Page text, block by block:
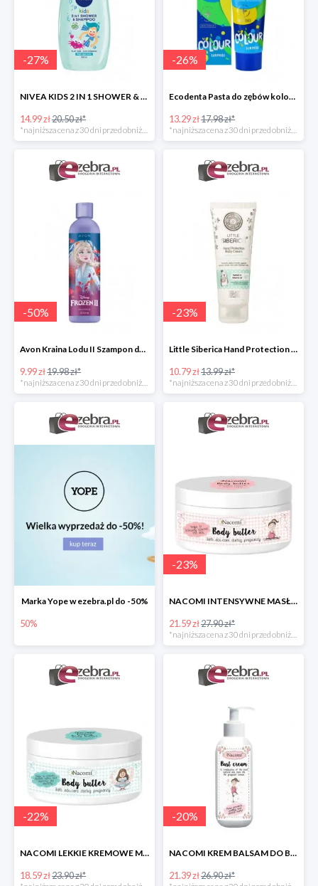
-27%
NIVEA KIDS 2 IN 1 SHOWER & SZAMPOO ŻEL DO MYCIA CIAŁA I WŁOSÓW
14.99 zł20.50 zł*
*najniższa cena z 30 dni przed obniżką
-26%
Ecodenta Pasta do zębów kolorowa niespodzianka
13.29 zł17.98 zł*
*najniższa cena z 30 dni przed obniżką
-50%
Avon Kraina Lodu II Szampon do włosów dla dzieci
9.99 zł19.98 zł*
-23%
Little Siberica Hand Protection Baby Cream Natura Siberica ochronny krem do rąk dla dziec
10.79 zł13.99 zł*
Marka Yope w ezebra.pl do -50%
50%
-23%
NACOMI INTENSYWNE MASŁO DLA KOBIET W CIĄŻY
21.59 zł27.90 zł*
-22%
NACOMI LEKKIE KREMOWE MASŁO DLA KOBIET W CIĄŻY
18.59 zł23.90 zł*
-20%
NACOMI KREM BALSAM DO BIUSTU DLA KOBIET W CIĄŻY
21.39 zł26.90 zł*